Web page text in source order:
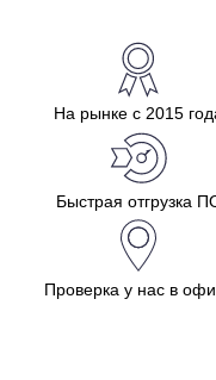
На рынке с 2015
Быстрая отгрузка
Проверка у нас в